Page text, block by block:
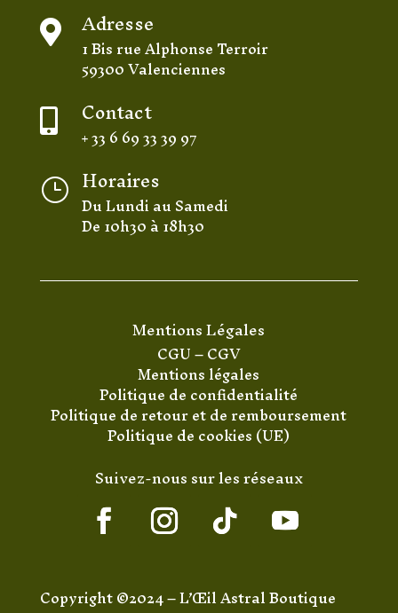
 Adresse
1 Bis rue Alphonse Terroir
59300 Valenciennes
 Contact
+ 33 6 69 33 39 97
} Horaires
Du Lundi au Samedi
De 10h30 à 18h30
Mentions Légales
CGU–CGV
Mentions légales
Politique de confidentialité
Politique de retour et de remboursement
Politique de cookies (UE)
Suivez-nous sur les réseaux
Copyright ©2024 – L’Œil Astral Boutique